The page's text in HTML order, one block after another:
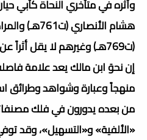
(ت769هـ) وغيرهم لا يقل
إن نحوَ ابن مالك يعد علامة
منهجاً وعبارة وشواهد وطرائق
من بعده يدورون في فلك
«الألفية» و«التسهيل»، وقد